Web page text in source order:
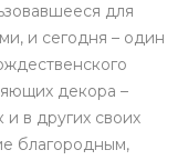
для
и сегодня – один
декора –
и в других своих
благородным,